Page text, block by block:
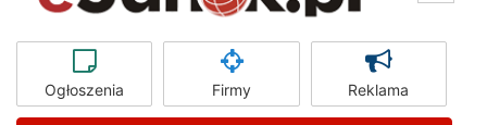
Ogłoszenia Firmy Reklama